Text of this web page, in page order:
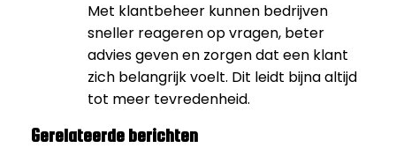
Met klantbeheer kunnen bedrijven
sneller reageren op vragen, beter
advies geven en zorgen dat een klant
zich belangrijk voelt. Dit leidt bijna altijd
tot meer tevredenheid.
Gerelateerde berichten